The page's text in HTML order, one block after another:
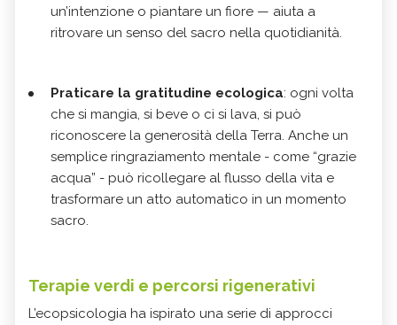
un’intenzione o piantare un fiore — aiuta a
ritrovare un senso del sacro nella quotidianità.
Praticare la gratitudine ecologica: ogni volta
che si mangia, si beve o ci si lava, si può
riconoscere la generosità della Terra. Anche un
semplice ringraziamento mentale - come “grazie
acqua” - può ricollegare al flusso della vita e
trasformare un atto automatico in un momento
sacro.
Terapie verdi e percorsi rigenerativi
L’ecopsicologia ha ispirato una serie di approcci